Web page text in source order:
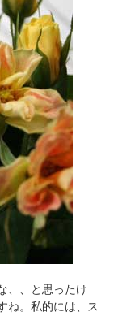
、、と思ったけ
ね。私的には、ス